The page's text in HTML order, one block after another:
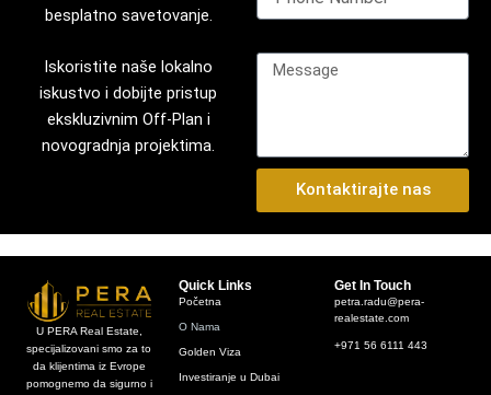
besplatno savetovanje.
Iskoristite naše lokalno
iskustvo i dobijte pristup
ekskluzivnim Off-Plan i
novogradnja projektima.
Kontaktirajte nas
U PERA Real Estate,
specijalizovani smo za to
da klijentima iz Evrope
pomognemo da sigurno i
Quick Links
Početna
O Nama
Golden Viza
Investiranje u Dubai
Get In Touch
petra.radu@pera-
realestate.com
+971 56 6111 443